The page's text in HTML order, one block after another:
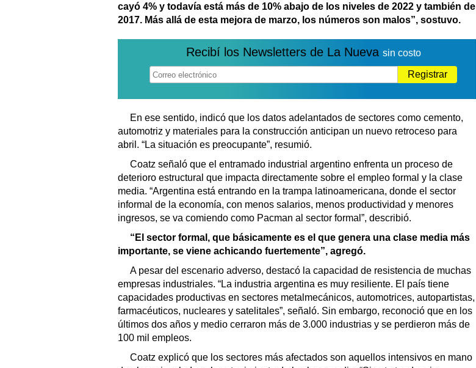
cayó 4% y todavía está más de 10% abajo de los niveles de 2022 y también de
2017. Más allá de esta mejora de marzo, los números son malos”, sostuvo.
Recibí los Newsletters de La Nueva sin costo
Registrar
En ese sentido, indicó que los datos adelantados de sectores como cemento,
automotriz y materiales para la construcción anticipan un nuevo retroceso para
abril. “La situación es preocupante”, resumió.
Coatz señaló que el entramado industrial argentino enfrenta un proceso de
deterioro estructural que impacta directamente sobre el empleo formal y la clase
media. “Argentina está entrando en la trampa latinoamericana, donde el sector
informal de la economía, con menos salarios, menos productividad y menores
ingresos, se va comiendo como Pacman al sector formal”, describió.
“El sector formal, que básicamente es el que genera una clase media más
importante, se viene achicando fuertemente”, agregó.
A pesar del escenario adverso, destacó la capacidad de resistencia de muchas
empresas industriales. “La industria argentina es muy resiliente. El país tiene
capacidades productivas en sectores metalmecánicos, automotrices, autopartistas,
farmacéuticos, nucleares y satelitales”, señaló. Sin embargo, reconoció que en los
últimos dos años y medio cerraron más de 3.000 industrias y se perdieron más de
100 mil empleos.
Coatz explicó que los sectores más afectados son aquellos intensivos en mano